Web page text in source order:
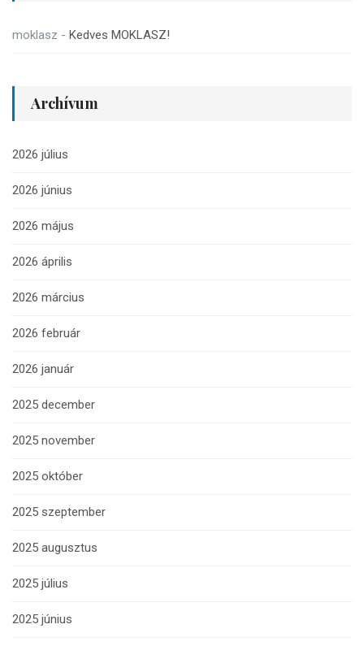
moklasz - Kedves MOKLASZ!
Archívum
2026 július
2026 június
2026 május
2026 április
2026 március
2026 február
2026 január
2025 december
2025 november
2025 október
2025 szeptember
2025 augusztus
2025 július
2025 június